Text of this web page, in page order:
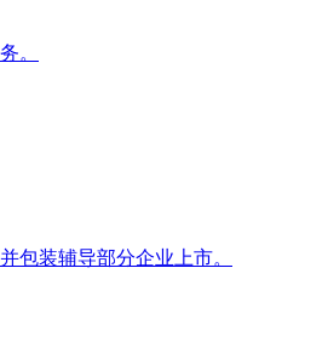
。
包装辅导部分企业上市。